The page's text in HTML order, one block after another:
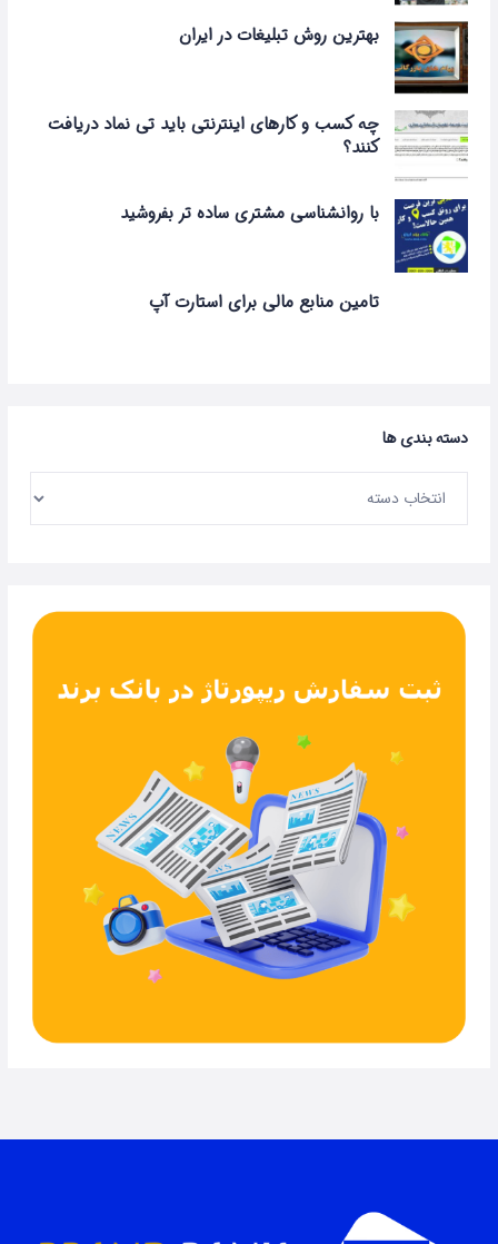
بهترین روش تبلیغات در ایران
چه کسب و کارهای اینترنتی باید تی‌ نماد دریافت
کنند؟
با روانشناسی مشتری ساده تر بفروشید
تامین منابع مالی برای استارت آپ
دسته بندی ها